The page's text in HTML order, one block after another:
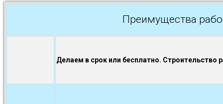
Преимущества
Делаем в срок или бесплатно. Строительство